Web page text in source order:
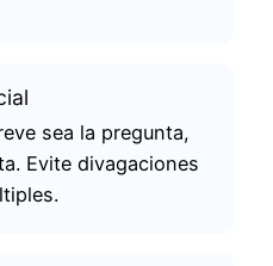
sea la pregunta,
Evite divagaciones